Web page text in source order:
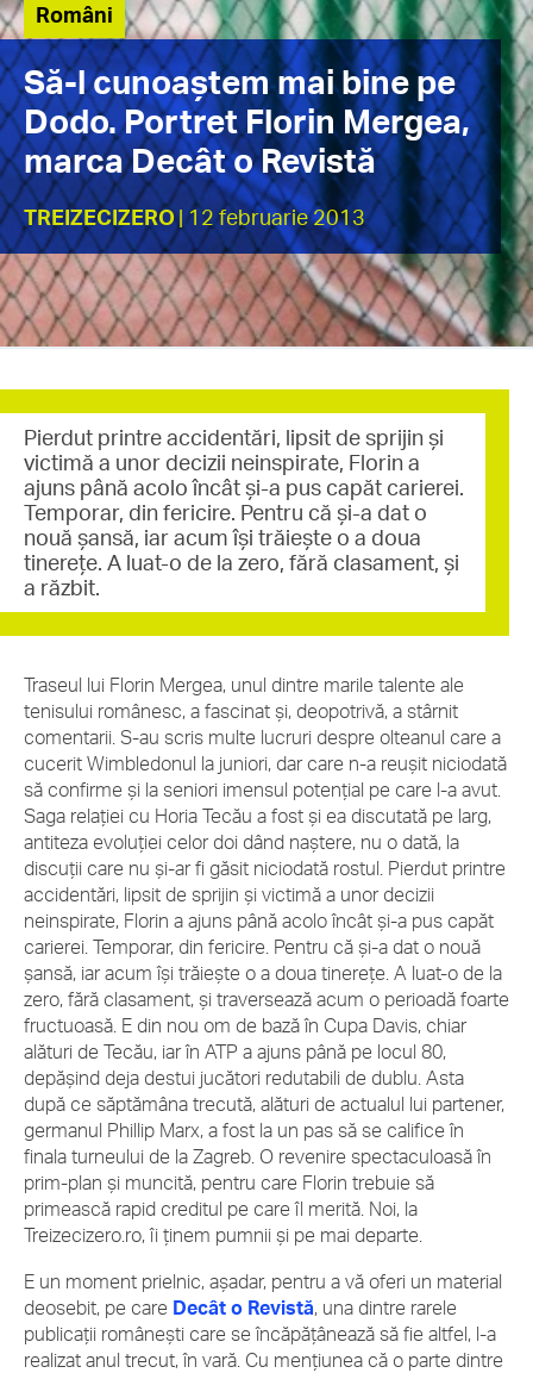
Români
Să-l cunoaștem mai bine pe
Dodo. Portret Florin Mergea,
marca Decât o Revistă
TREIZECIZERO| 12 februarie 2013
Pierdut printre accidentări, lipsit de sprijin și
victimă a unor decizii neinspirate, Florin a
ajuns până acolo încât și-a pus capăt carierei.
Temporar, din fericire. Pentru că și-a dat o
nouă șansă, iar acum își trăiește o a doua
tinerețe. A luat-o de la zero, fără clasament, și
a răzbit.
Traseul lui Florin Mergea, unul dintre marile talente ale
tenisului românesc, a fascinat și, deopotrivă, a stârnit
comentarii. S-au scris multe lucruri despre olteanul care a
cucerit Wimbledonul la juniori, dar care n-a reușit niciodată
să confirme și la seniori imensul potențial pe care l-a avut.
Saga relației cu Horia Tecău a fost și ea discutată pe larg,
antiteza evoluției celor doi dând naștere, nu o dată, la
discuții care nu și-ar fi găsit niciodată rostul. Pierdut printre
accidentări, lipsit de sprijin și victimă a unor decizii
neinspirate, Florin a ajuns până acolo încât și-a pus capăt
carierei. Temporar, din fericire. Pentru că și-a dat o nouă
șansă, iar acum își trăiește o a doua tinerețe. A luat-o de la
zero, fără clasament, și traversează acum o perioadă foarte
fructuoasă. E din nou om de bază în Cupa Davis, chiar
alături de Tecău, iar în ATP a ajuns până pe locul 80,
depășind deja destui jucători redutabili de dublu. Asta
după ce săptămâna trecută, alături de actualul lui partener,
germanul Phillip Marx, a fost la un pas să se califice în
finala turneului de la Zagreb. O revenire spectaculoasă în
prim-plan și muncită, pentru care Florin trebuie să
primească rapid creditul pe care îl merită. Noi, la
Treizecizero.ro, îi ținem pumnii și pe mai departe.
E un moment prielnic, așadar, pentru a vă oferi un material
deosebit, pe care Decât o Revistă, una dintre rarele
publicații românești care se încăpățânează să fie altfel, l-a
realizat anul trecut, în vară. Cu mențiunea că o parte dintre